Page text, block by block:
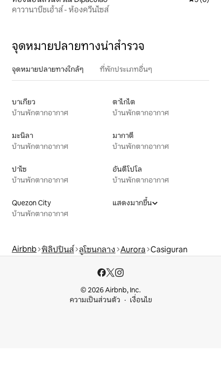
คาวานาบีชเฮ้าส์ - ห้องควีนไซส์
จุดหมายปลายทางน่าสำรวจ
จุดหมายปลายทางใกล้ๆ ที่พักประเภทอื่นๆ
บาเกียว
บ้านพักตากอากาศ
ตาไกไต
บ้านพักตากอากาศ
มะนิลา
บ้านพักตากอากาศ
มากาตี
บ้านพักตากอากาศ
ปาไซ
บ้านพักตากอากาศ
อันตีโปโล
บ้านพักตากอากาศ
Quezon City
บ้านพักตากอากาศ
แสดงมากขึ้น
Airbnb ฟิลิปปินส์ ลูโซนกลาง Aurora Casiguran
© 2026 Airbnb, Inc.
ความเป็นส่วนตัว
เงื่อนไข